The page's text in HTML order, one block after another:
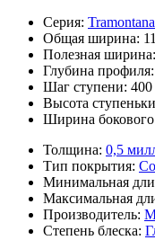
Серия:
Общая ширина:
Полезная ширина:
Глубина профиля:
Шаг ступени:
Высота
Ширина бокового
Толщина: 0,5
Тип покрытия:
Минимальная
Максимальная
Производитель:
Степень блеска: